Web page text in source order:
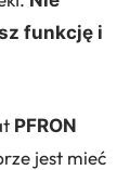
funkcję i
PFRON
jest mieć